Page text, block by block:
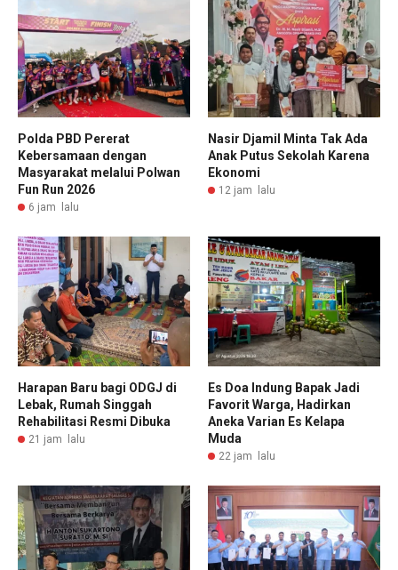
Polda PBD Pererat
Kebersamaan dengan
Masyarakat melalui Polwan
Fun Run 2026
6 jam lalu
Nasir Djamil Minta Tak Ada
Anak Putus Sekolah Karena
Ekonomi
12 jam lalu
Harapan Baru bagi ODGJ di
Lebak, Rumah Singgah
Rehabilitasi Resmi Dibuka
21 jam lalu
Es Doa Indung Bapak Jadi
Favorit Warga, Hadirkan
Aneka Varian Es Kelapa
Muda
22 jam lalu